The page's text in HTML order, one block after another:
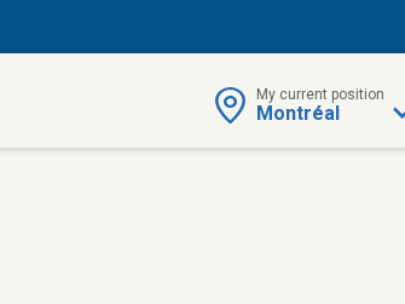
My current position
Montréal